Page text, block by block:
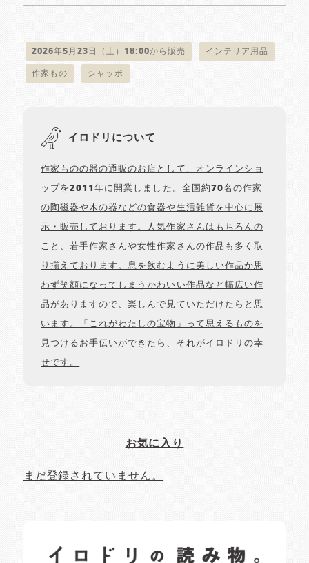
2026年5月23日（土）18:00から販売 インテリア用品
作家もの シャッポ
イロドリについて
作家ものの器の通販のお店として、オンラインショ
ップを2011年に開業しました。全国約70名の作家
の陶磁器や木の器などの食器や生活雑貨を中心に展
示・販売しております。人気作家さんはもちろんの
こと、若手作家さんや女性作家さんの作品も多く取
り揃えております。息を飲むように美しい作品か思
わず笑顔になってしまうかわいい作品など幅広い作
品がありますので、楽しんで見ていただけたらと思
います。「これがわたしの宝物」って思えるものを
見つけるお手伝いができたら、それがイロドリの幸
せです。
お気に入り
まだ登録されていません。
日常の様子など随時更新中です。